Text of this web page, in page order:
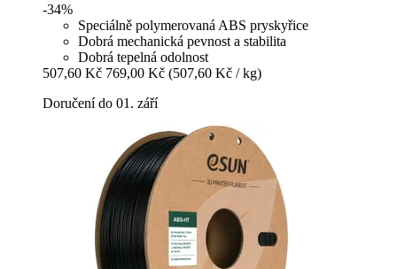
-34%
Speciálně polymerovaná ABS pryskyřice
Dobrá mechanická pevnost a stabilita
Dobrá tepelná odolnost
507,60 Kč 769,00 Kč (507,60 Kč / kg)
Doručení do 01. září